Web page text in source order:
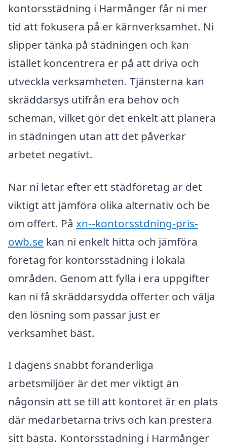
kontorsstädning i Harmånger får ni mer
tid att fokusera på er kärnverksamhet. Ni
slipper tänka på städningen och kan
istället koncentrera er på att driva och
utveckla verksamheten. Tjänsterna kan
skräddarsys utifrån era behov och
scheman, vilket gör det enkelt att planera
in städningen utan att det påverkar
arbetet negativt.
När ni letar efter ett städföretag är det
viktigt att jämföra olika alternativ och be
om offert. På xn--kontorsstdning-pris-
owb.se kan ni enkelt hitta och jämföra
företag för kontorsstädning i lokala
områden. Genom att fylla i era uppgifter
kan ni få skräddarsydda offerter och välja
den lösning som passar just er
verksamhet bäst.
I dagens snabbt föränderliga
arbetsmiljöer är det mer viktigt än
någonsin att se till att kontoret är en plats
där medarbetarna trivs och kan prestera
sitt bästa. Kontorsstädning i Harmånger